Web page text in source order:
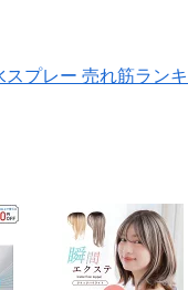
スプレー 売れ筋ラン